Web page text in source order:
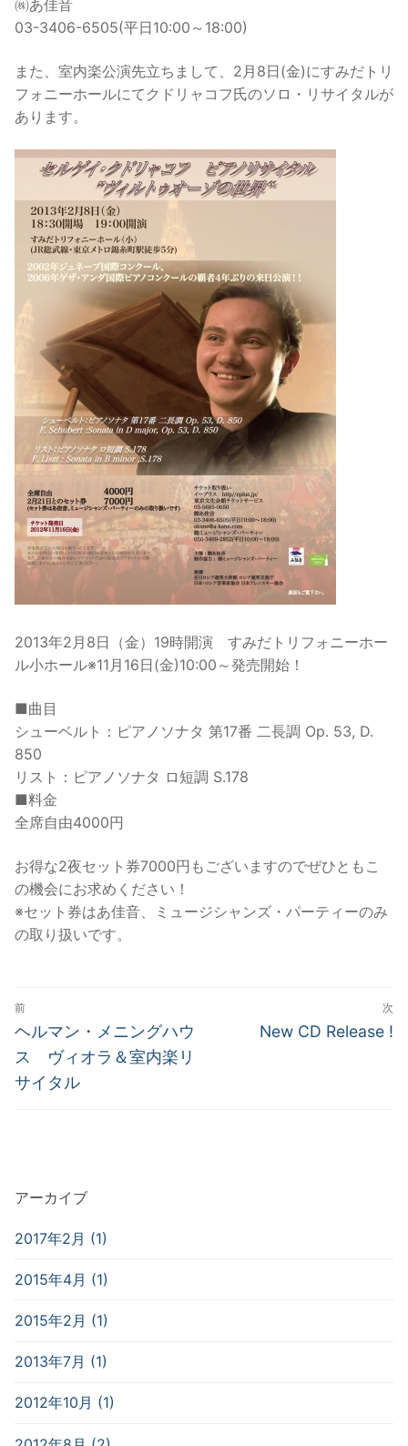
㈱あ佳音
03-3406-6505(平日10:00～18:00)
また、室内楽公演先立ちまして、2月8日(金)にすみだトリ
フォニーホールにてクドリャコフ氏のソロ・リサイタルが
あります。
2013年2月8日（金）19時開演 すみだトリフォニーホー
ル小ホール※11月16日(金)10:00～発売開始！
■曲目
シューベルト：ピアノソナタ 第17番 二長調 Op. 53, D.
850
リスト：ピアノソナタ ロ短調 S.178
■料金
全席自由4000円
お得な2夜セット券7000円もございますのでぜひともこ
の機会にお求めください！
※セット券はあ佳音、ミュージシャンズ・パーティーのみ
の取り扱いです。
投
稿
ナ
ビ
ョ
ン
前
前
の
投
稿:
ヘルマン・メニングハウ
ス ヴィオラ＆室内楽リ
サイタル
次
次
New CD Release !
アーカイブ
2017年2月 (1)
2015年4月 (1)
2015年2月 (1)
2013年7月 (1)
2012年10月 (1)